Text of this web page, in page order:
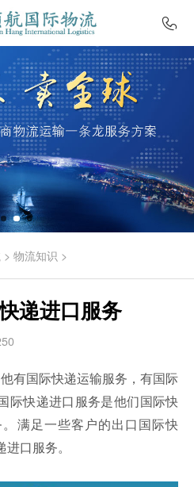
> 物流知识 >
递进口服务
有国际快递运输服务，有国际
际快递进口服务是他们国际快
满足一些客户的出口国际快
口服务。